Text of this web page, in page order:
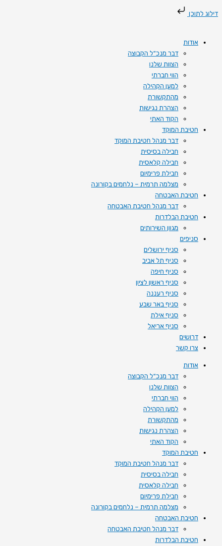
דילוג לתוכן
לתוכן
אודות
דבר מנכ״ל הקבוצה
הצוות שלנו
הווי חברתי
למען הקהילה
מהתקשורת
הצהרת נגישות
הקוד האתי
חטיבת המוקד
דבר מנהל חטיבת המוקד
חבילה בסיסית
חבילה קלאסית
חבילת פרימיום
מצלמה תרמית – נלחמים בקורונה
חטיבת האבטחה
דבר מנהל חטיבת האבטחה
חטיבת הבלדרות
מגוון השירותים
סניפים
סניף ירושלים
סניף תל אביב
סניף חיפה
סניף ראשון לציון
סניף רעננה
סניף באר שבע
סניף אילת
סניף אריאל
דרושים
צרו קשר
אודות
דבר מנכ״ל הקבוצה
הצוות שלנו
הווי חברתי
למען הקהילה
מהתקשורת
הצהרת נגישות
הקוד האתי
חטיבת המוקד
דבר מנהל חטיבת המוקד
חבילה בסיסית
חבילה קלאסית
חבילת פרימיום
מצלמה תרמית – נלחמים בקורונה
חטיבת האבטחה
דבר מנהל חטיבת האבטחה
חטיבת הבלדרות